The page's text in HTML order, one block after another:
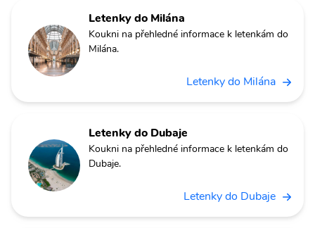
Letenky do Milána
Koukni na přehledné informace k letenkám do
Milána.
Letenky do Milána
Letenky do Dubaje
Koukni na přehledné informace k letenkám do
Dubaje.
Letenky do Dubaje